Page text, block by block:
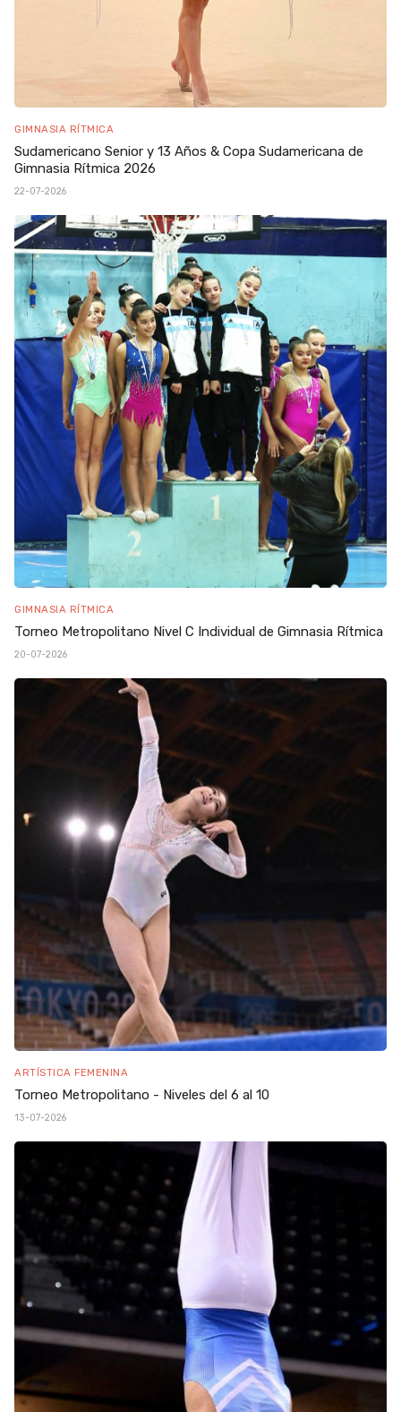
GIMNASIA RÍTMICA
Sudamericano Senior y 13 Años & Copa Sudamericana de
Gimnasia Rítmica 2026
22-07-2026
GIMNASIA RÍTMICA
Torneo Metropolitano Nivel C Individual de Gimnasia Rítmica
20-07-2026
ARTÍSTICA FEMENINA
Torneo Metropolitano - Niveles del 6 al 10
13-07-2026